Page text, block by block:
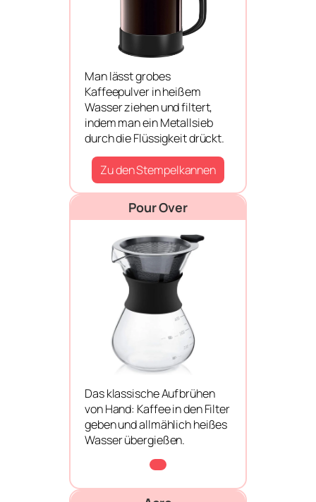
Man lässt grobes
Kaffeepulver in heißem
Wasser ziehen und filtert,
indem man ein Metallsieb
durch die Flüssigkeit drückt.
Zu den Stempelkannen
Pour Over
Das klassische Aufbrühen
von Hand: Kaffee in den Filter
geben und allmählich heißes
Wasser übergießen.